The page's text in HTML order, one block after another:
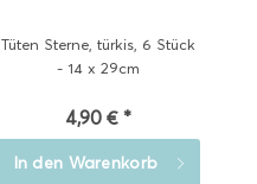
Tüten Sterne, türkis, 6 Stück
- 14 x 29cm
4,90 € *
In den Warenkorb